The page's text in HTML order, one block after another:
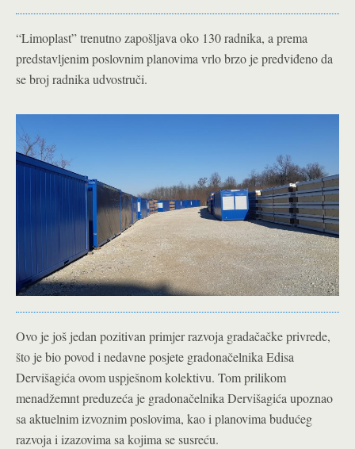
“Limoplast” trenutno zapošljava oko 130 radnika, a prema
predstavljenim poslovnim planovima vrlo brzo je predviđeno da
se broj radnika udvostruči.
Ovo je još jedan pozitivan primjer razvoja gradačačke privrede,
što je bio povod i nedavne posjete gradonačelnika Edisa
Dervišagića ovom uspješnom kolektivu. Tom prilikom
menadžemnt preduzeća je gradonačelnika Dervišagića upoznao
sa aktuelnim izvoznim poslovima, kao i planovima budućeg
razvoja i izazovima sa kojima se susreću.